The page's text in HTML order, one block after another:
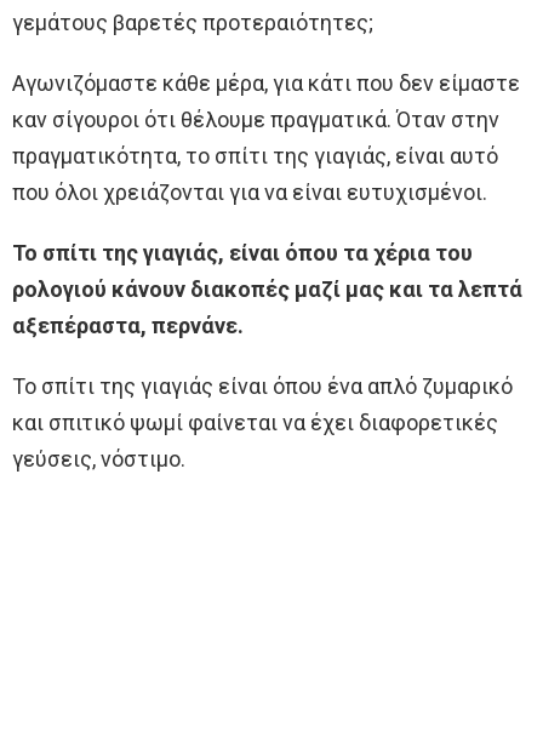
γεμάτους βαρετές προτεραιότητες;
Αγωνιζόμαστε κάθε μέρα, για κάτι που δεν είμαστε
καν σίγουροι ότι θέλουμε πραγματικά. Όταν στην
πραγματικότητα, το σπίτι της γιαγιάς, είναι αυτό
που όλοι χρειάζονται για να είναι ευτυχισμένοι.
Το σπίτι της γιαγιάς, είναι όπου τα χέρια του
ρολογιού κάνουν διακοπές μαζί μας και τα λεπτά
αξεπέραστα, περνάνε.
Το σπίτι της γιαγιάς είναι όπου ένα απλό ζυμαρικό
και σπιτικό ψωμί φαίνεται να έχει διαφορετικές
γεύσεις, νόστιμο.